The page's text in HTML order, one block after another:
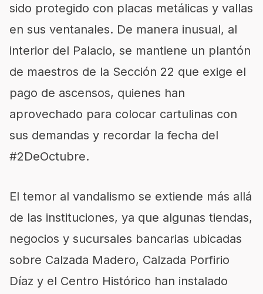
sido protegido con placas metálicas y vallas
en sus ventanales. De manera inusual, al
interior del Palacio, se mantiene un plantón
de maestros de la Sección 22 que exige el
pago de ascensos, quienes han
aprovechado para colocar cartulinas con
sus demandas y recordar la fecha del
#2DeOctubre.
El temor al vandalismo se extiende más allá
de las instituciones, ya que algunas tiendas,
negocios y sucursales bancarias ubicadas
sobre Calzada Madero, Calzada Porfirio
Díaz y el Centro Histórico han instalado